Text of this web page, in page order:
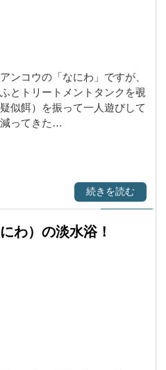
ンコウの「なにわ」ですが、
とトリートメントタンクを覗
似餌）を振って一人遊びして
ってきた…
続きを読む
わ）の淡水浴！